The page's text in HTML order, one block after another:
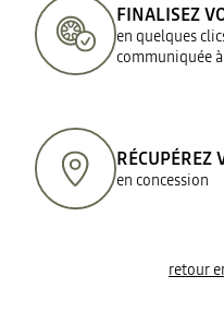
FINALISEZ
en quelques
communiquée
RÉCUPÉREZ
en concession
retour